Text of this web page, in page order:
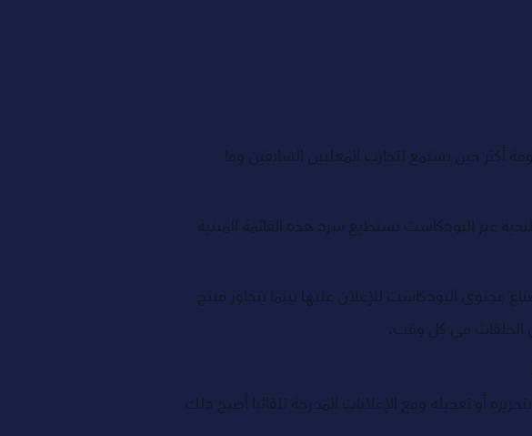
أكثر حين نستمع لتجارب المعلنين السابقين وما
عبر البودكاست نستطيع سرد هذه القائمة المبنية
البودكاست للإعلان عليها بينما يتجاوز منتج
الحلقات في كل وقت.
أو تعديله ومع الإعلانات المدرجة تلقائيا أصبح ذلك